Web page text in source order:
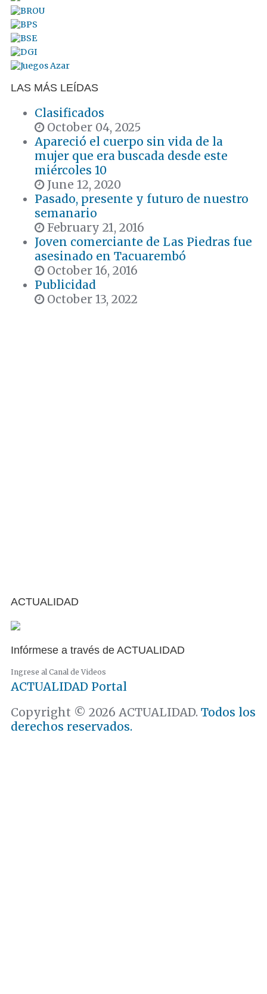
LAS MÁS LEÍDAS
Clasificados
October 04, 2025
Apareció el cuerpo sin vida de la
mujer que era buscada desde este
miércoles 10
June 12, 2020
Pasado, presente y futuro de nuestro
semanario
February 21, 2016
Joven comerciante de Las Piedras fue
asesinado en Tacuarembó
October 16, 2016
Publicidad
October 13, 2022
ACTUALIDAD
Infórmese a través de ACTUALIDAD
Ingrese al Canal de Videos
ACTUALIDAD Portal
Copyright © 2026 ACTUALIDAD. Todos los
derechos reservados.